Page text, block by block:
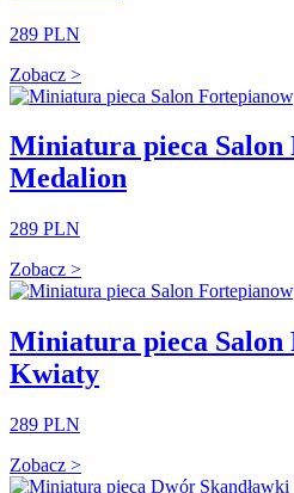
289 PLN
Zobacz >
Miniatura pieca Salon
Medalion
289 PLN
Zobacz >
Miniatura pieca Salon
Kwiaty
289 PLN
Zobacz >